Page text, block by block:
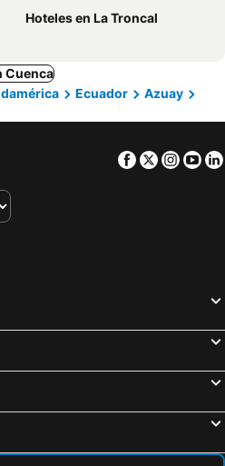
Hoteles en La Troncal
Cuenca
Ecuador
Azuay
Facebook
Twitter